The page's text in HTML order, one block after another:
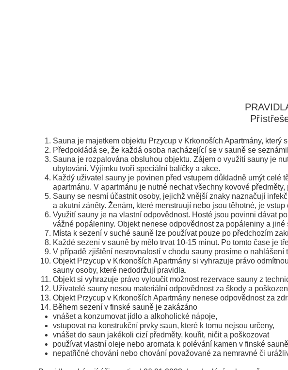
Sauna je majetkem objektu Przycup v Krkonoších Apartmány,
Předpokládá se, že každá osoba nacházející se v sauně se
Sauna je rozpalována obsluhou objektu. Zájem o využití sauny je
ubytování. Výjimku tvoří speciální balíčky a akce.
Každý uživatel sauny je povinen před vstupem důkladně umýt celé
apartmánu. V apartmánu je nutné nechat všechny kovové
Sauny se nesmí účastnit osoby, jejichž vnější znaky naznačují
a akutní záněty. Ženám, které menstruují nebo jsou těhotné, je vstup
Využití sauny je na vlastní odpovědnost. Hosté jsou povinni dávat
vážné popáleniny. Objekt nenese odpovědnost za popáleniny a
Místa k sezení v suché sauně lze používat pouze po předchozím
Každé sezení v sauně by mělo trvat 10-15 minut. Po tomto čase je
V případě zjištění nesrovnalostí v chodu sauny prosíme o nahlášení
Objekt Przycup v Krkonoších Apartmány si vyhrazuje právo
sauny osoby, které nedodržují pravidla.
Objekt si vyhrazuje právo vyloučit možnost rezervace sauny z
Uživatelé sauny nesou materiální odpovědnost za škody a
Objekt Przycup v Krkonoších Apartmány nenese odpovědnost za
Během sezení v finské sauně je zakázáno
vnášet a konzumovat jídlo a alkoholické nápoje,
vstupovat na konstrukční prvky saun, které k tomu nejsou určeny,
vnášet do saun jakékoli cizí předměty, kouřit, ničit a poškozovat
používat vlastní oleje nebo aromata k polévání kamen v finské
nepatřičné chování nebo chování považované za nemravné či